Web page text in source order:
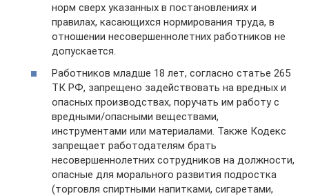
норм сверх указанных в постановлениях и
правилах, касающихся нормирования труда, в
отношении несовершеннолетних работников не
допускается.
Работников младше 18 лет, согласно статье 265
ТК РФ, запрещено задействовать на вредных и
опасных производствах, поручать им работу с
вредными/опасными веществами,
инструментами или материалами. Также Кодекс
запрещает работодателям брать
несовершеннолетних сотрудников на должности,
опасные для морального развития подростка
(торговля спиртными напитками, сигаретами,